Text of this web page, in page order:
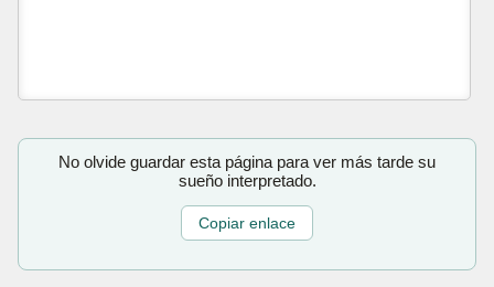
No olvide guardar esta página para ver más tarde su
sueño interpretado.
Copiar enlace